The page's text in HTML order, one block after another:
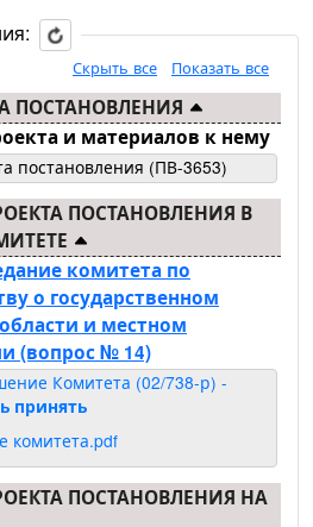
Скрыть все Показать все
ПОСТАНОВЛЕНИЯ
и материалов к нему
постановления (ПВ-3653)
ПОСТАНОВЛЕНИЯ В
комитета по
о государственном
и местном
(вопрос № 14)
Комитета (02/738-р) -
принять
комитета.pdf
ПОСТАНОВЛЕНИЯ НА